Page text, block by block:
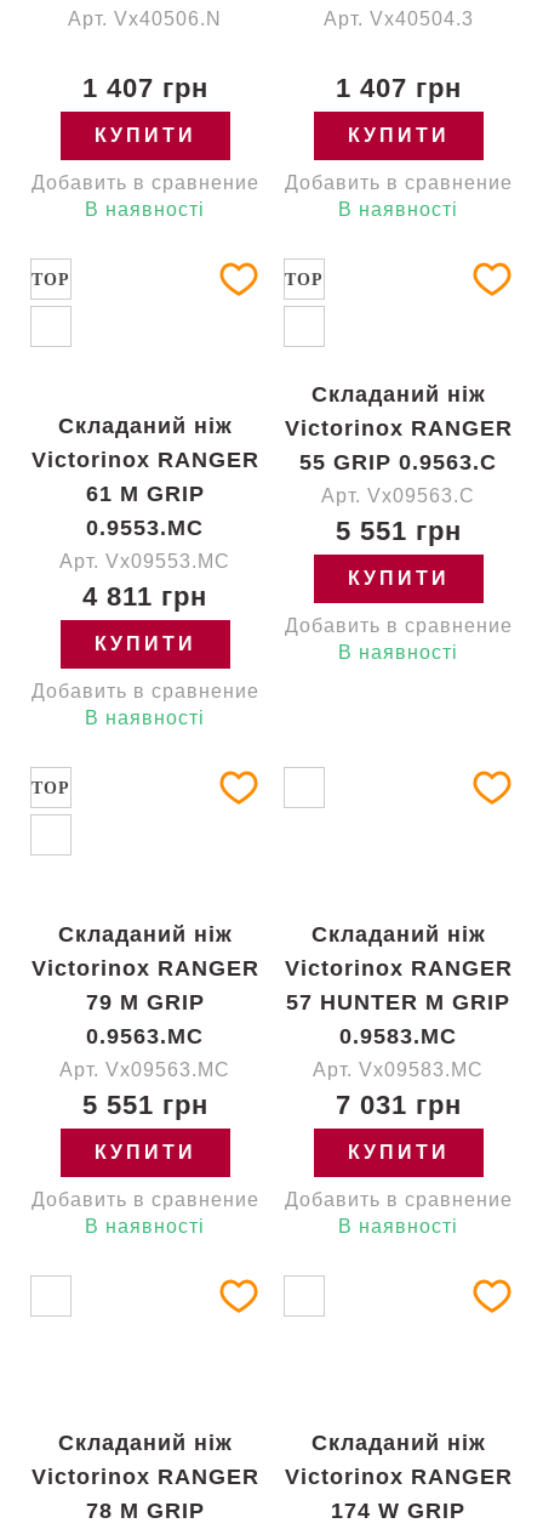
Арт. Vx40506.N
1 407 грн
КУПИТИ
Добавить в сравнение
В наявності
Арт. Vx40504.3
1 407 грн
КУПИТИ
Добавить в сравнение
В наявності
TOP
Складаний ніж
Victorinox RANGER
61 M GRIP
0.9553.MC
Арт. Vx09553.MC
4 811 грн
КУПИТИ
Добавить в сравнение
В наявності
TOP
Складаний ніж
Victorinox RANGER
55 GRIP 0.9563.C
Арт. Vx09563.C
5 551 грн
КУПИТИ
Добавить в сравнение
В наявності
TOP
Складаний ніж
Victorinox RANGER
79 M GRIP
0.9563.MC
Арт. Vx09563.MC
5 551 грн
КУПИТИ
Добавить в сравнение
В наявності
Складаний ніж
Victorinox RANGER
57 HUNTER M GRIP
0.9583.MC
Арт. Vx09583.MC
7 031 грн
КУПИТИ
Добавить в сравнение
В наявності
Складаний ніж
Victorinox RANGER
78 M GRIP
Складаний ніж
Victorinox RANGER
174 W GRIP